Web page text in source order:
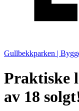
Gullbekkparken |
Praktiske
av 18